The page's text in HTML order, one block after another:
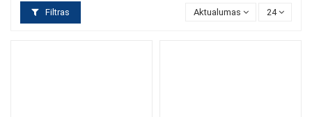
Filtras Aktualumas 24